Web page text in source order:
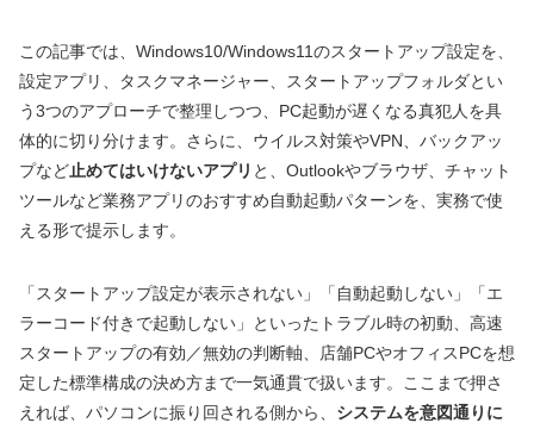
この記事では、Windows10/Windows11のスタートアップ設定を、
設定アプリ、タスクマネージャー、スタートアップフォルダとい
う3つのアプローチで整理しつつ、PC起動が遅くなる真犯人を具
体的に切り分けます。さらに、ウイルス対策やVPN、バックアッ
プなど止めてはいけないアプリ と、Outlookやブラウザ、チャット
ツールなど業務アプリのおすすめ自動起動パターンを、実務で使
える形で提示します。
「スタートアップ設定が表示されない」「自動起動しない」「エ
ラーコード付きで起動しない」といったトラブル時の初動、高速
スタートアップの有効／無効の判断軸、店舗PCやオフィスPCを想
定した標準構成の決め方まで一気通貫で扱います。ここまで押さ
えれば、パソコンに振り回される側から、 システムを意図通りに